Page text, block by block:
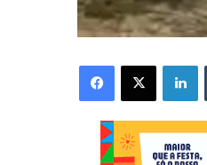
Facebook X Linkedin